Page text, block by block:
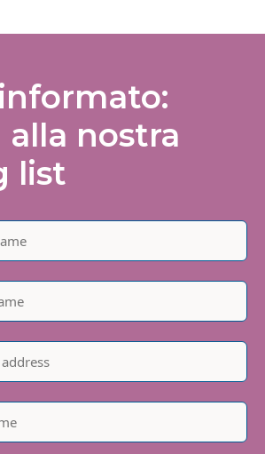
nostra
list